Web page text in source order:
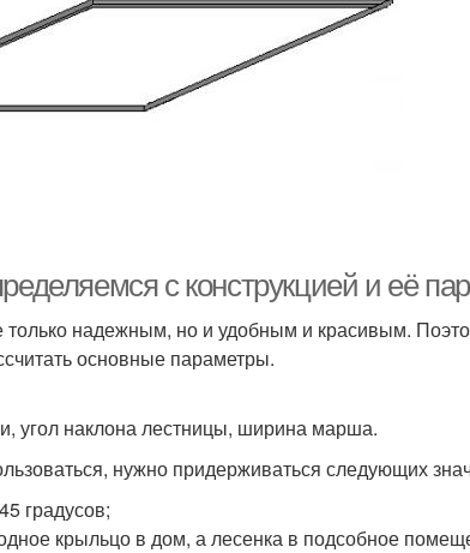
с конструкцией и её
надежным, но и удобным и красивым.
основные параметры.
угол наклона лестницы, ширина марша.
нужно придерживаться следующих
градусов;
крыльцо в дом, а лесенка в подсобное